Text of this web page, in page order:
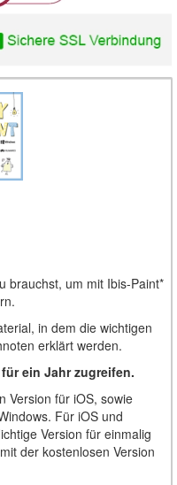
brauchst, um mit Ibis-Paint*
in dem die wichtigen
erklärt werden.
ein Jahr zugreifen.
Version für iOS, sowie
Für iOS und
Version für einmalig
der kostenlosen Version